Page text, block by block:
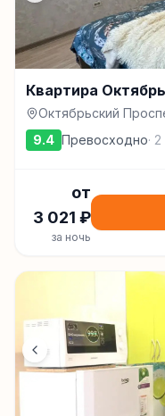
Квартира
Октябрьский
9.4 Превосходно· 2
от
3 021 ₽
за ночь